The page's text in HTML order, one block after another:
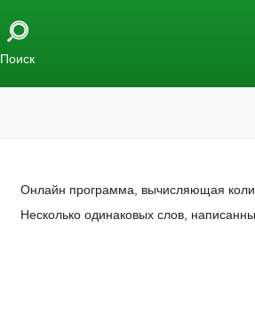
Поиск
Онлайн программа, вычисляющая
Несколько одинаковых слов,